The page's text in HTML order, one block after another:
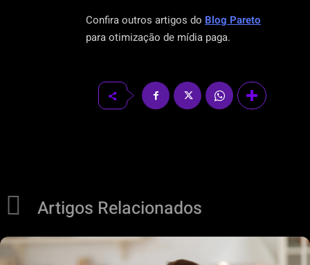
Confira outros artigos do Blog Pareto
para otimização de mídia paga.
Artigos Relacionados